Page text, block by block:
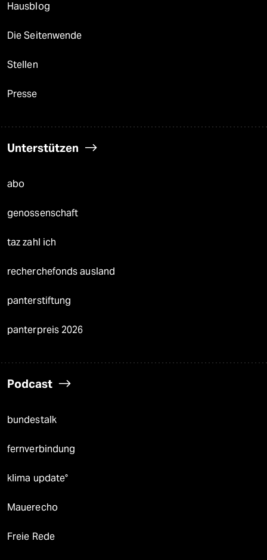
Hausblog
Die Seitenwende
Stellen
Presse
Unterstützen
abo
genossenschaft
taz zahl ich
recherchefonds ausland
panterstiftung
panterpreis 2026
Podcast
bundestalk
fernverbindung
klima update°
Mauerecho
Freie Rede